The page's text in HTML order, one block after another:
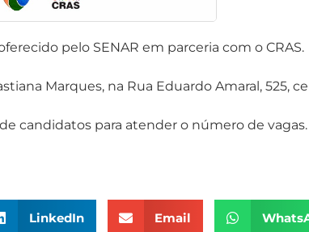
pelo SENAR em parceria com o CRAS.
Marques, na Rua Eduardo Amaral, 525,
candidatos para atender o número de
LinkedIn Email